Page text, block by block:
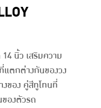
นิ้ว เสริมความ
ตกต่างกันของวง
งของ คู่สีทูโทนที่
องตัวรถ